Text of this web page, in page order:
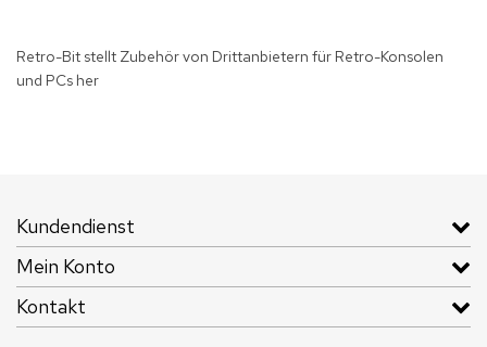
Retro-Bit stellt Zubehör von Drittanbietern für Retro-Konsolen
und PCs her
Kundendienst
Mein Konto
Kontakt